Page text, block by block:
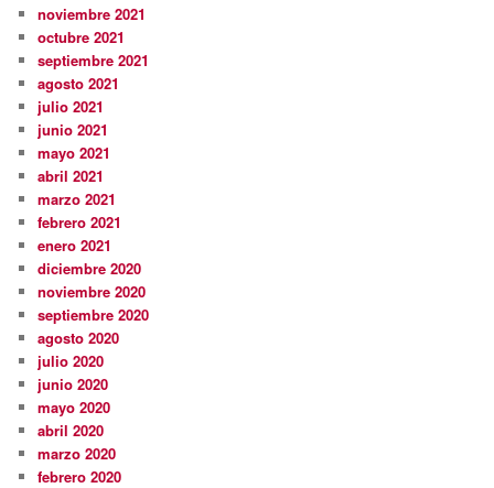
noviembre 2021
octubre 2021
septiembre 2021
agosto 2021
julio 2021
junio 2021
mayo 2021
abril 2021
marzo 2021
febrero 2021
enero 2021
diciembre 2020
noviembre 2020
septiembre 2020
agosto 2020
julio 2020
junio 2020
mayo 2020
abril 2020
marzo 2020
febrero 2020